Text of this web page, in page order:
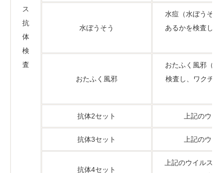
ス
抗
体
検
査
水ぼうそう
水痘（水ぼうそ
あるかを検査し
おたふく風邪
おたふく風邪（
検査し、ワクチ
抗体2セット 上記のウ
抗体3セット 上記のウ
抗体4セット
上記のウイルス